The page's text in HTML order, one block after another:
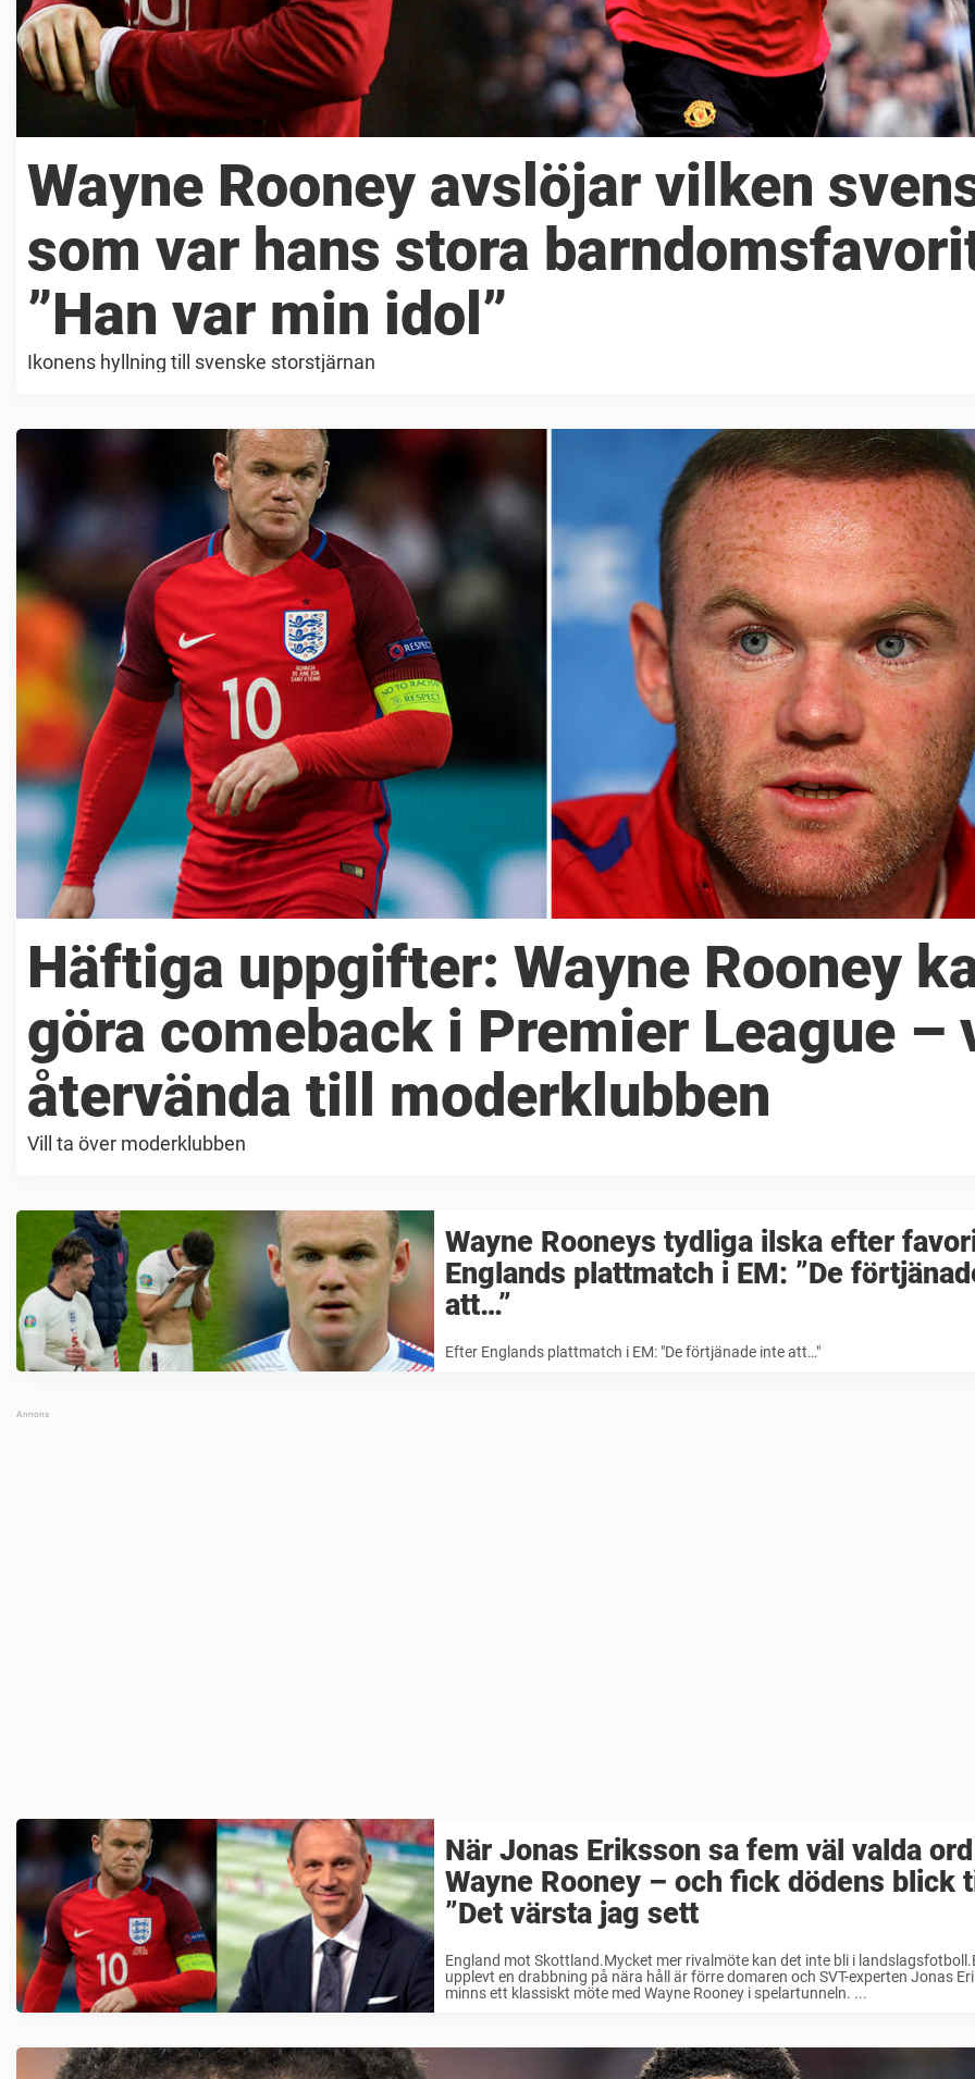
Wayne Rooney avslöjar vilken
som var hans stora
”Han var min idol”
Ikonens hyllning till svenske storstjärnan
Häftiga uppgifter: Wayne Rooney
göra comeback i Premier League –
återvända till moderklubben
Vill ta över moderklubben
Wayne Rooneys tydliga ilska efter
Englands plattmatch i EM: ”De
att…”
Efter Englands plattmatch i EM: "De förtjänade inte att…"
När Jonas Eriksson sa fem väl valda
Wayne Rooney – och fick dödens blick
”Det värsta jag sett
England mot Skottland.Mycket mer rivalmöte kan det inte bli i
upplevt en drabbning på nära håll är förre domaren och SVT-experten Jonas
minns ett klassiskt möte med Wayne Rooney i spelartunneln. ...